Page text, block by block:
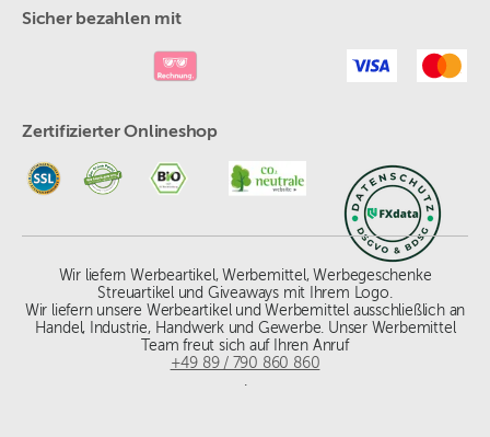
Sicher bezahlen mit
Zertifizierter Onlineshop
Wir liefern Werbeartikel, Werbemittel, Werbegeschenke
Streuartikel und Giveaways mit Ihrem Logo.
Wir liefern unsere Werbeartikel und Werbemittel ausschließlich an
Handel, Industrie, Handwerk und Gewerbe. Unser Werbemittel
Team freut sich auf Ihren Anruf
+49 89 / 790 860 860
.